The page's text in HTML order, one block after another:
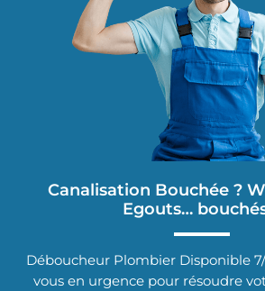
Canalisation Bouchée ?
Egouts…
Déboucheur Plombier Disponible
vous en urgence pour résoudre